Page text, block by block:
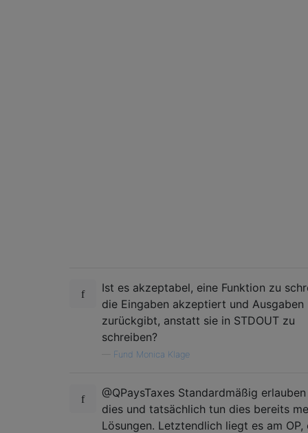
Ist es akzeptabel, eine Funktion zu
die Eingaben akzeptiert und Ausgaben
zurückgibt, anstatt sie in STDOUT zu
schreiben?
Fund Monica Klage
@QPaysTaxes Standardmäßig
dies und tatsächlich tun dies bereits
Lösungen. Letztendlich liegt es am